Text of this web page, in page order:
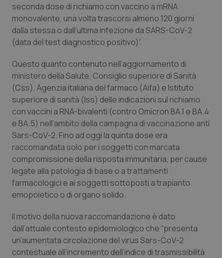
Provincia Autonoma di Bolzano
Provincia Autonoma di Trento
Puglia
Sardegna
Sicilia
Toscana
Umbria
Valle D’Aosta
Veneto
Infezioni & Febbre
Ipertensione & Scompenso
Malattie rare
Malattia di Crohn & Rettocolite Ulcerosa
Neuroscienze & patologie neurodegenerative
Obesità
Oftalmologia
Oncodermatologia
Oncoematologia
Oncologia & Nutrizione
seconda dose di richiamo con vaccino a mRNA
monovalente, una volta trascorsi almeno 120 giorni
dalla stessa o dall’ultima infezione da SARS-CoV-2
(data del test diagnostico positivo)”.
Questo quanto contenuto nell’aggiornamento di
ministero della Salute, Consiglio superiore di Sanità
(Css), Agenzia italiana del farmaco (Aifa) e Istituto
superiore di sanità (Iss) delle indicazioni sul richiamo
con vaccini a RNA-bivalenti (contro Omicron BA.1 e BA.4
e BA.5) nell’ambito della campagna di vaccinazione anti
Sars-CoV-2. Fino ad oggi la quinta dose era
raccomandata solo per i soggetti con marcata
compromissione della risposta immunitaria, per cause
legate alla patologia di base o a trattamenti
farmacologici e ai soggetti sottoposti a trapianto
emopoietico o di organo solido.
Il motivo della nuova raccomandazione è dato
dall’attuale contesto epidemiologico che “presenta
un’aumentata circolazione del virus Sars-CoV-2
contestuale all’incremento dell’indice di trasmissibilità